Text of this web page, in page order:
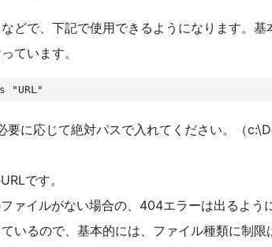
どで、下記で使用できるようになります。
ています。
要に応じて絶対パスで入れてください。（
です。
ァイルがない場合の、404エラーは出るよう
いるので、基本的には、ファイル種類に制限